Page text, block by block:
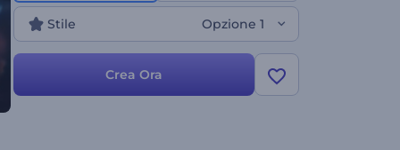
creatività!
Stile Opzione 1
Crea Ora